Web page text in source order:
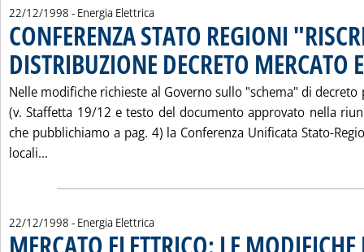
22/12/1998 - Energia Elettrica
CONFERENZA STATO REGIONI
DISTRIBUZIONE DECRETO MERCATO
Nelle modifiche richieste al Governo sullo "schema" di
(v. Staffetta 19/12 e testo del documento approvato nella
che pubblichiamo a pag. 4) la Conferenza Unificata Stato-
locali...
22/12/1998 - Energia Elettrica